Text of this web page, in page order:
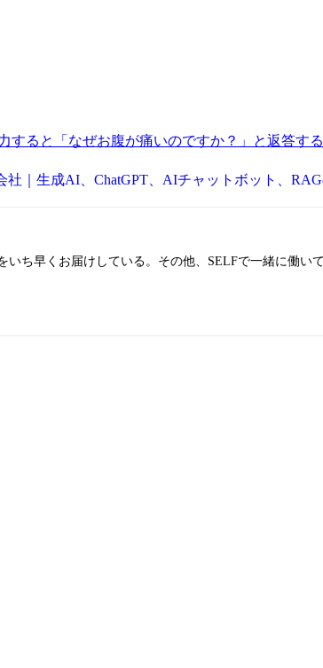
ると「なぜお腹が痛いのですか？」と返答す
社｜生成AI、ChatGPT、AIチャットボット、
ち早くお届けしている。その他、SELFで一緒に働い